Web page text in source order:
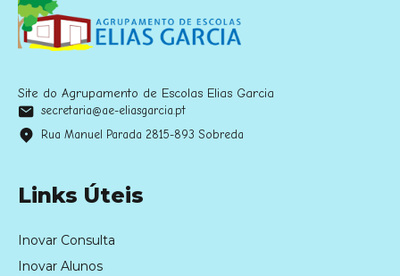
Site do Agrupamento de Escolas Elias Garcia
secretaria@ae-eliasgarcia.pt
Rua Manuel Parada 2815-893 Sobreda
Links Úteis
Inovar Consulta
Inovar Alunos